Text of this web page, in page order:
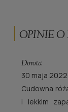
OPINIE O
Dorota
30 maja 2022
Cudowna
i lekkim